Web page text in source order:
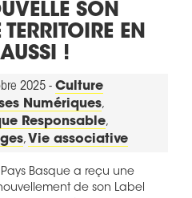
SON
EN
!
2025 - Culture
Numériques,
Responsable,
, Vie associative
Basque a reçu une
de son Label